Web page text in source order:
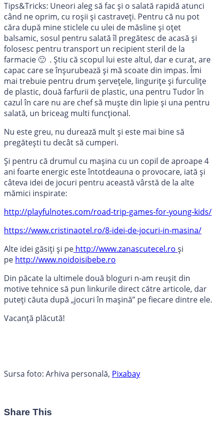
Tips&Tricks: Uneori aleg să fac și o salată rapidă atunci
când ne oprim, cu roșii și castraveți. Pentru că nu pot
căra după mine sticlele cu ulei de măsline și oțet
balsamic, sosul pentru salată îl pregătesc de acasă și
folosesc pentru transport un recipient steril de la
farmacie 🙂 . Știu că scopul lui este altul, dar e curat, are
capac care se înșurubează și mă scoate din impas. Îmi
mai trebuie pentru drum șervețele, lingurițe și furculițe
de plastic, două farfurii de plastic, una pentru Tudor în
cazul în care nu are chef să muște din lipie și una pentru
salată, un briceag multi funcțional.
Nu este greu, nu durează mult și este mai bine să
pregătești tu decât să cumperi.
Și pentru că drumul cu mașina cu un copil de aproape 4
ani foarte energic este întotdeauna o provocare, iată și
câteva idei de jocuri pentru această vârstă de la alte
mămici inspirate:
http://playfulnotes.com/road-trip-games-for-young-kids/
https://www.cristinaotel.ro/8-idei-de-jocuri-in-masina/
Alte idei găsiți și pe http://www.zanascutecel.ro și
pe http://www.noidoisibebe.ro
Din păcate la ultimele două bloguri n-am reușit din
motive tehnice să pun linkurile direct către articole, dar
puteți căuta după „jocuri în mașină” pe fiecare dintre ele.
Vacanță plăcută!
Sursa foto: Arhiva personală, Pixabay
Share This